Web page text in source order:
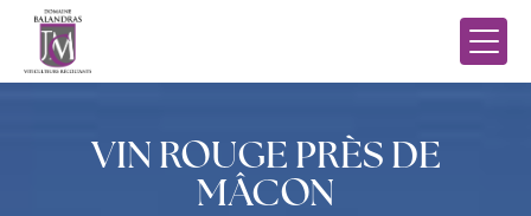
VIN ROUGE PRÈS DE
MÂCON
Panneau de gestion des cookies